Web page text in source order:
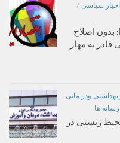
اخبار سیاسی /
بدون اصلاح
به مهار
بهداشتی ودر مانی
ها
زیستی در